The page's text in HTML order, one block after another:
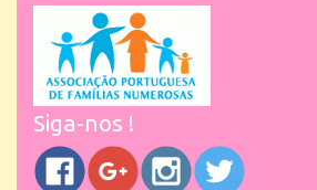
Siga-nos !